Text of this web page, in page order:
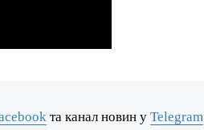
та канал новин уTelegram